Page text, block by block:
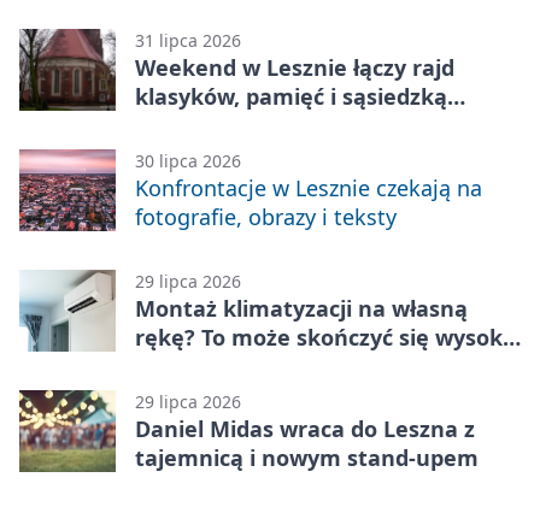
31 lipca 2026
Weekend w Lesznie łączy rajd
klasyków, pamięć i sąsiedzką
30 lipca 2026
Konfrontacje w Lesznie czekają na
fotografie, obrazy i teksty
29 lipca 2026
Montaż klimatyzacji na własną
rękę? To może skończyć się wysoką
29 lipca 2026
Daniel Midas wraca do Leszna z
tajemnicą i nowym stand-upem